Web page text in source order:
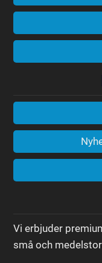
Vi erbjuder
små och